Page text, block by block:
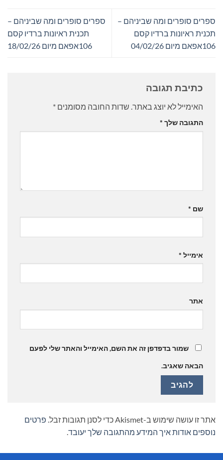
ספרים סופרים ומה שביניהם –
תכנית ראיונות ברדיו קסם
106אפאם מיום 04/02/26
ספרים סופרים ומה שביניהם –
תכנית ראיונות ברדיו קסם
106אפאם מיום 18/02/26
כתיבת תגובה
האימייל לא יוצג באתר. שדות החובה מסומנים *
התגובה שלך *
שם *
אימייל *
אתר
שמור בדפדפן זה את השם, האימייל והאתר שלי לפעם
הבאה שאגיב.
אתר זו עושה שימוש ב-Akismet כדי לסנן תגובות זבל.
פרטים
נוספים אודות איך המידע מהתגובה שלך יעובד